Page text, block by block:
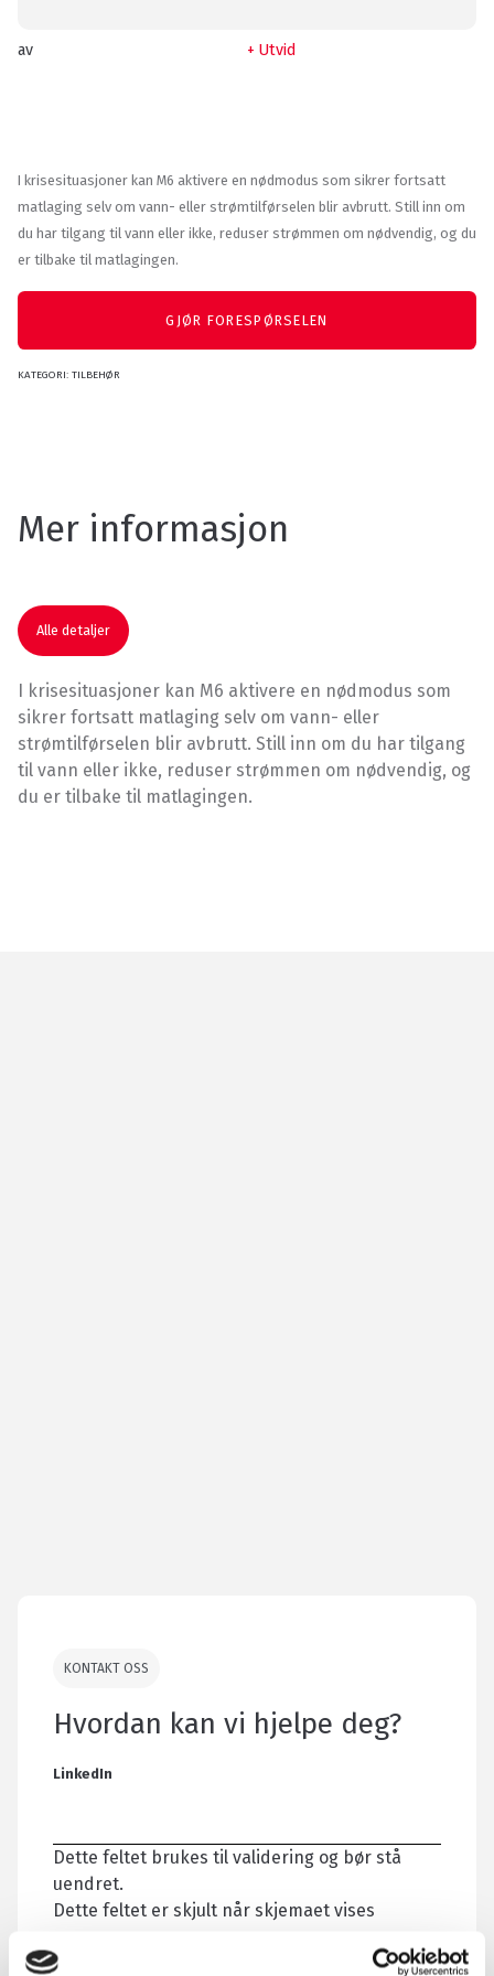
av Utvid
I krisesituasjoner kan M6 aktivere en nødmodus som sikrer fortsatt
matlaging selv om vann- eller strømtilførselen blir avbrutt. Still inn om
du har tilgang til vann eller ikke, reduser strømmen om nødvendig, og du
er tilbake til matlagingen.
GJØR FORESPØRSELEN
KATEGORI: TILBEHØR
Mer informasjon
Alle detaljer
I krisesituasjoner kan M6 aktivere en nødmodus som
sikrer fortsatt matlaging selv om vann- eller
strømtilførselen blir avbrutt. Still inn om du har tilgang
til vann eller ikke, reduser strømmen om nødvendig, og
du er tilbake til matlagingen.
KONTAKT OSS
Hvordan kan vi hjelpe deg?
LinkedIn
Dette feltet brukes til validering og bør stå
uendret.
Dette feltet er skjult når skjemaet vises